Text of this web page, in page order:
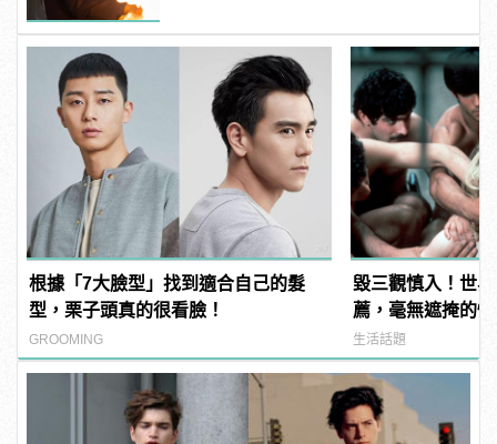
根據「7大臉型」找到適合自己的髮
型，栗子頭真的很看臉！
GROOMING
毀三觀慎入！世
薦，毫無遮掩的
噁心到極致！
生活話題